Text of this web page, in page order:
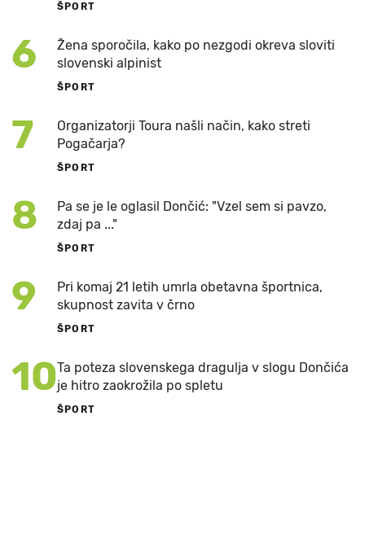
ŠPORT
6
Žena sporočila, kako po nezgodi okreva sloviti
slovenski alpinist
ŠPORT
7
Organizatorji Toura našli način, kako streti
Pogačarja?
ŠPORT
8
Pa se je le oglasil Dončić: "Vzel sem si pavzo,
zdaj pa ..."
ŠPORT
9
Pri komaj 21 letih umrla obetavna športnica,
skupnost zavita v črno
ŠPORT
10Ta poteza slovenskega dragulja v slogu Dončića
je hitro zaokrožila po spletu
ŠPORT